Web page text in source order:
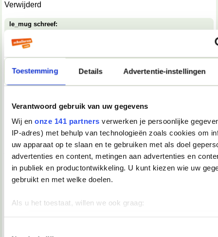
Toestemming Details Advertentie-instellingen
Verantwoord gebruik van uw gegevens
Wij en onze 141 partners verwerken je persoonlijke
IP-adres) met behulp van technologieën zoals cookies om
uw apparaat op te slaan en te gebruiken met als doel
advertenties en content, metingen aan advertenties en
in publiek en productontwikkeling. U kunt kiezen wie uw
gebruikt en met welke doelen.
Als u het toestaat, willen we ook graag:
Verwijderd
le_mug schreef:
Aardvark.
27-11-2007, 17:09
AzN
Lentle schreef:
http://www.petitiononline.com/100dagen/petition.html
Je vraagt 't niet lief genoeg
__________________
En dat meen ik!
27-11-2007, 17:19
Ik heb het gedaan